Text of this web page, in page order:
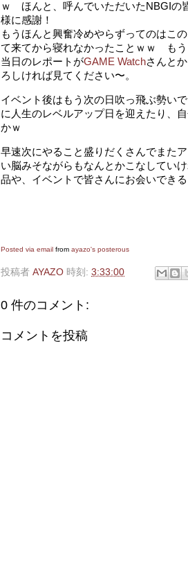
ｗ ほんと、呼んでいただいたNBGIの
様に感謝！
もうほんと興奮冷めやらずってのはこ
て来てから寝れなかったことｗｗ もう
当日のレポートがGAME Watchさんとか
ろしければ見てください〜。
イベント後はもう次の日吹っ飛ぶ勢い
に人生のレベルアップ日を迎えたり、
かｗ
早速次にやること盛りだくさんでまた
い脳みそながらもなんとかこなしてい
品や、イベントで皆さんにお会いでき
Posted via email from ayazo's posterous
投稿者 AYAZO 時刻: 3:33:00
0 件のコメント:
コメントを投稿